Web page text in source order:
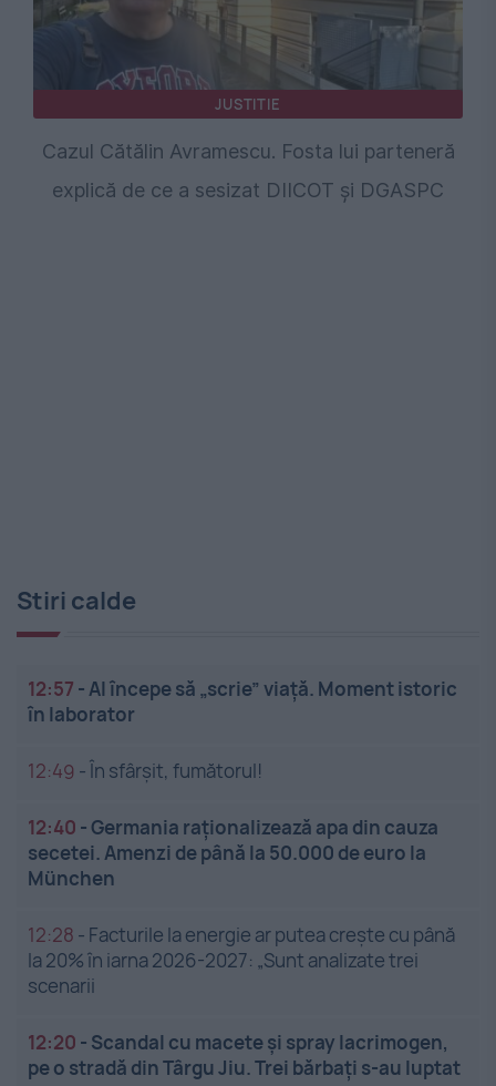
JUSTITIE
Cazul Cătălin Avramescu. Fosta lui parteneră
explică de ce a sesizat DIICOT și DGASPC
Stiri calde
12:57 -AI începe să „scrie” viață. Moment istoric
în laborator
12:49 -În sfârșit, fumătorul!
12:40 -Germania raționalizează apa din cauza
secetei. Amenzi de până la 50.000 de euro la
München
12:28 - Facturile la energie ar putea crește cu până
la 20% în iarna 2026-2027: „Sunt analizate trei
scenarii
12:20 - Scandal cu macete și spray lacrimogen,
pe o stradă din Târgu Jiu. Trei bărbați s-au luptat